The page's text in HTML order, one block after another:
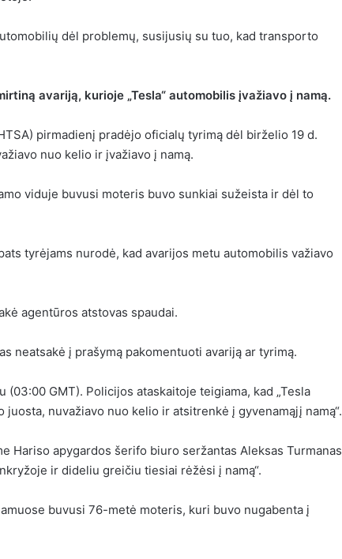
dėl problemų, susijusių su tuo, kad transporto
avariją, kurioje „Tesla“ automobilis įvažiavo į namą.
pirmadienį pradėjo oficialų tyrimą dėl birželio 19 d.
nuo kelio ir įvažiavo į namą.
viduje buvusi moteris buvo sunkiai sužeista ir dėl to
tyrėjams nurodė, kad avarijos metu automobilis važiavo
agentūros atstovas spaudai.
neatsakė į prašymą pakomentuoti avariją ar tyrimą.
GMT). Policijos ataskaitoje teigiama, kad „Tesla
nuvažiavo nuo kelio ir atsitrenkė į gyvenamąjį namą“.
Hariso apygardos šerifo biuro seržantas Aleksas Turmanas
ir dideliu greičiu tiesiai rėžėsi į namą“.
buvusi 76-metė moteris, kuri buvo nugabenta į